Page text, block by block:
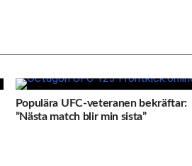
Populära UFC-veteranen bekräftar:
”Nästa match blir min sista”